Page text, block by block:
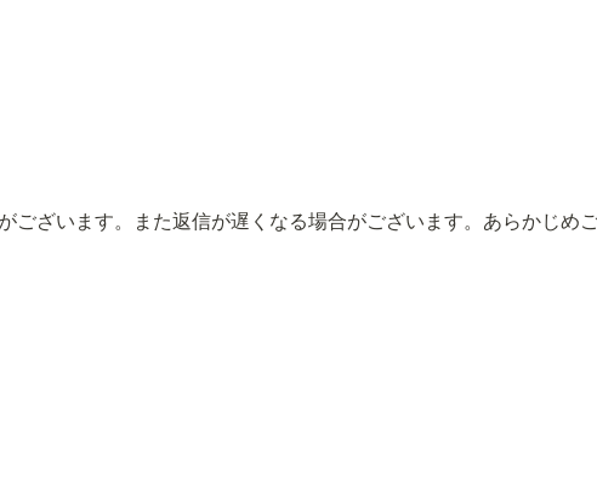
ございます。また返信が遅くなる場合がございます。あらかじめ